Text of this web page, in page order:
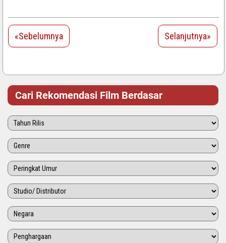
«Sebelumnya Selanjutnya»
Cari Rekomendasi Film Berdasar